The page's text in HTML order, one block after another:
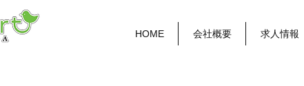
HOME 会社概要 求人情報